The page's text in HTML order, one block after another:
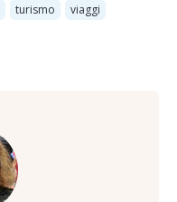
turismo
viaggi